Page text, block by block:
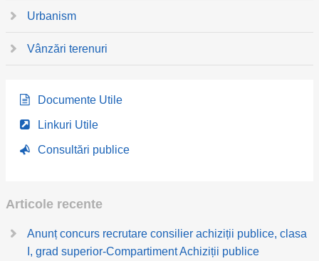
Urbanism
Vânzări terenuri
Documente Utile
Linkuri Utile
Consultări publice
Articole recente
Anunț concurs recrutare consilier achiziții publice, clasa
I, grad superior-Compartiment Achiziții publice